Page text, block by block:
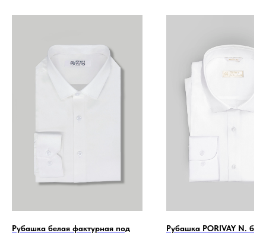
Рубашка белая фактурная под Рубашка PORIVAY N.